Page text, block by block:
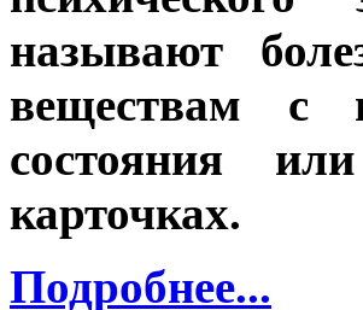
называют
веществам с
состояния
карточках.
Подробнее...